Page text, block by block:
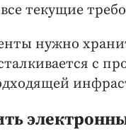
текущие
нужно
с